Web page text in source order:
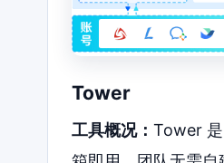
Tower
工具概况： Tower